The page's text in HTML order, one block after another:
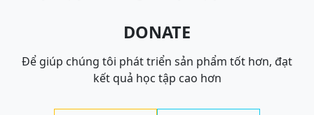
DONATE
Để giúp chúng tôi phát triển sản phẩm tốt hơn, đạt
kết quả học tập cao hơn